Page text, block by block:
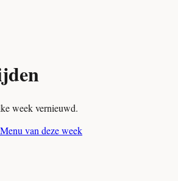
week vernieuwd.
Menu van deze week